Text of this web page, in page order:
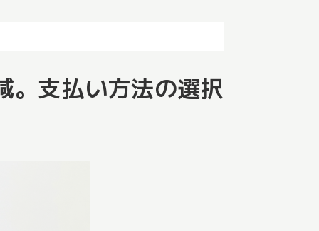
。支払い方法の選択